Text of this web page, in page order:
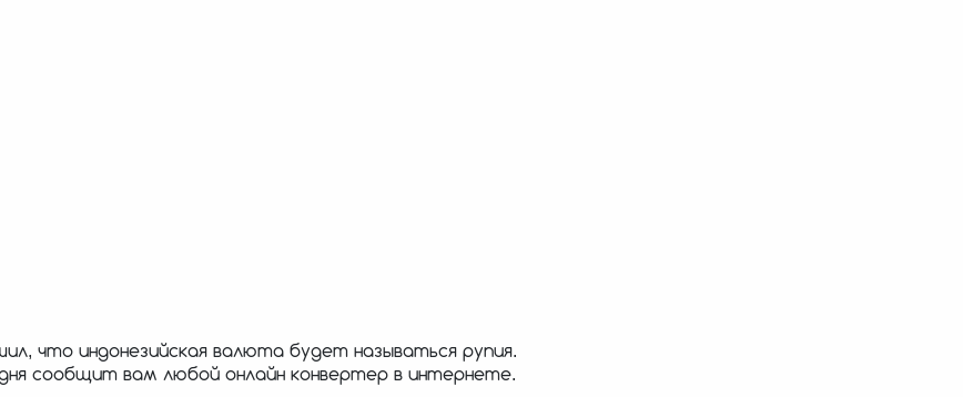
что индонезийская валюта будет называться рупия.
сообщит вам любой онлайн конвертер в интернете.